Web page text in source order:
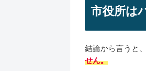
市役所は
結論から言うと
せん。